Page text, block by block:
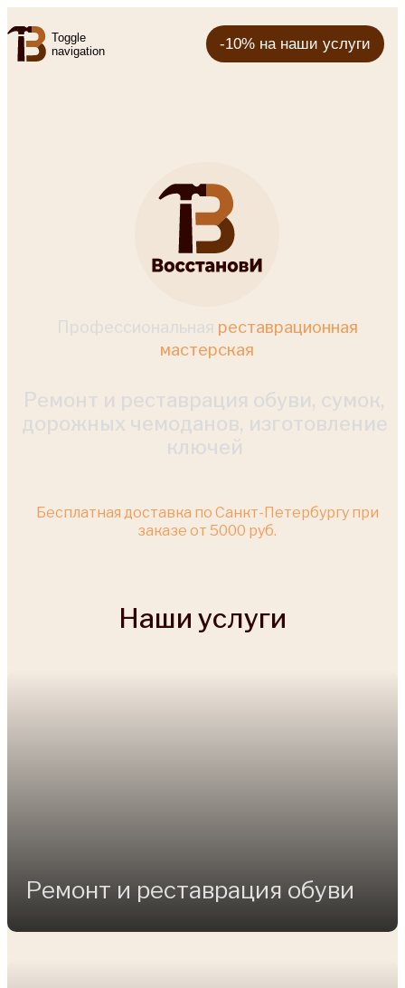
Toggle
navigation
-10% на наши услуги
Профессиональная реставрационная
мастерская
Ремонт и реставрация обуви, сумок,
дорожных чемоданов, изготовление
ключей
Бесплатная доставка по Санкт-Петербургу при
заказе от 5000 руб.
Наши услуги
Ремонт и реставрация обуви